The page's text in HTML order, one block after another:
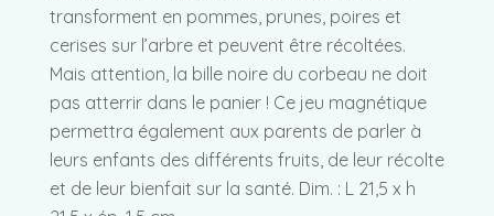
transforment en pommes, prunes, poires et
cerises sur l’arbre et peuvent être récoltées.
Mais attention, la bille noire du corbeau ne doit
pas atterrir dans le panier ! Ce jeu magnétique
permettra également aux parents de parler à
leurs enfants des différents fruits, de leur récolte
et de leur bienfait sur la santé. Dim. : L 21,5 x h